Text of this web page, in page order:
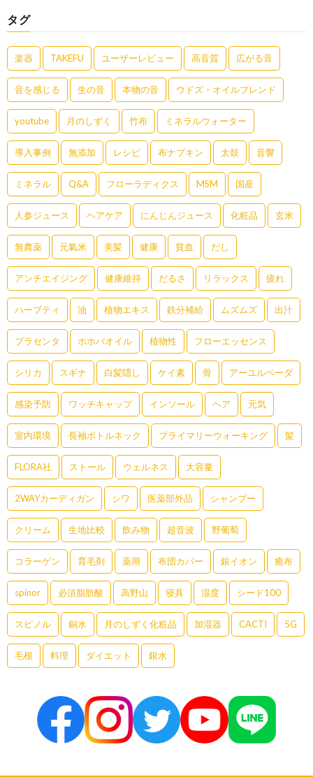
タグ
楽器 TAKEFU ユーザーレビュー 高音質 広がる音
音を感じる 生の音 本物の音 ウドズ・オイルブレンド
youtube 月のしずく 竹布 ミネラルウォーター
導入事例 無添加 レシピ 布ナプキン 太鼓 音響
ミネラル Q&A フローラディクス MSM 国産
人参ジュース ヘアケア にんじんジュース 化粧品 玄米
無農薬 元氣米 美髪 健康 貧血 だし
アンチエイジング 健康維持 だるさ リラックス 疲れ
ハーブティ 油 植物エキス 鉄分補給 ムズムズ 出汁
プラセンタ ホホバオイル 植物性 フローエッセンス
シリカ スギナ 白髪隠し ケイ素 骨 アーユルベーダ
感染予防 ワッチキャップ インソール ヘア 元気
室内環境 長袖ボトルネック プライマリーウォーキング 髪
FLORA社 ストール ウェルネス 大容量
2WAYカーディガン シワ 医薬部外品 シャンプー
クリーム 生地比較 飲み物 超音波 野葡萄
コラーゲン 育毛剤 薬用 布団カバー 銀イオン 癒布
spinor 必須脂肪酸 高野山 寝具 湿度 シード100
スピノル 銅水 月のしずく化粧品 加湿器 CACTI 5G
毛根 料理 ダイエット 銀水